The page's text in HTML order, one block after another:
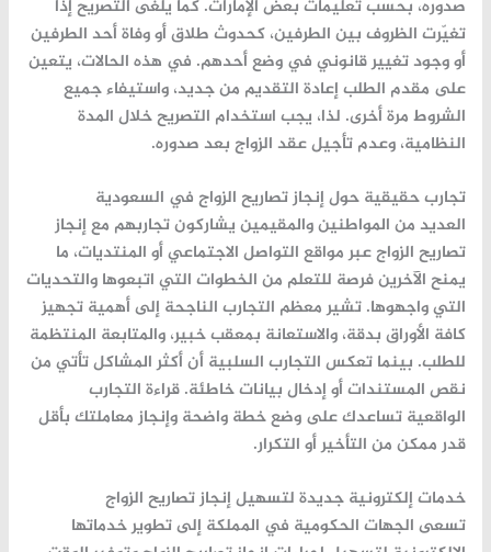
صدوره، بحسب تعليمات بعض الإمارات. كما يُلغى التصريح إذا
تغيّرت الظروف بين الطرفين، كحدوث طلاق أو وفاة أحد الطرفين
أو وجود تغيير قانوني في وضع أحدهم. في هذه الحالات، يتعين
على مقدم الطلب إعادة التقديم من جديد، واستيفاء جميع
الشروط مرة أخرى. لذا، يجب استخدام التصريح خلال المدة
النظامية، وعدم تأجيل عقد الزواج بعد صدوره.
تجارب حقيقية حول إنجاز تصاريح الزواج في السعودية
العديد من المواطنين والمقيمين يشاركون تجاربهم معإنجاز
تصاريح الزواجعبر مواقع التواصل الاجتماعي أو المنتديات، ما
يمنح الآخرين فرصة للتعلم من الخطوات التي اتبعوها والتحديات
التي واجهوها. تشير معظم التجارب الناجحة إلى أهمية تجهيز
كافة الأوراق بدقة، والاستعانة بمعقب خبير، والمتابعة المنتظمة
للطلب. بينما تعكس التجارب السلبية أن أكثر المشاكل تأتي من
نقص المستندات أو إدخال بيانات خاطئة. قراءة التجارب
الواقعية تساعدك على وضع خطة واضحة وإنجاز معاملتك بأقل
قدر ممكن من التأخير أو التكرار.
خدمات إلكترونية جديدة لتسهيل إنجاز تصاريح الزواج
تسعى الجهات الحكومية في المملكة إلى تطوير خدماتها